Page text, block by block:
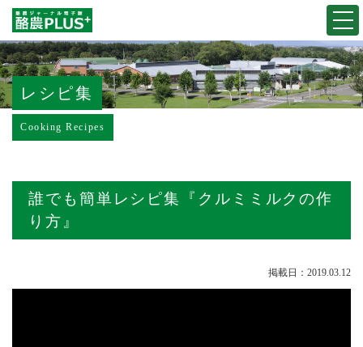
レシピ集
Cooking Recipes
誰でも簡単レシピ集『クルミミルクの作
り方』
掲載日：2019.03.12